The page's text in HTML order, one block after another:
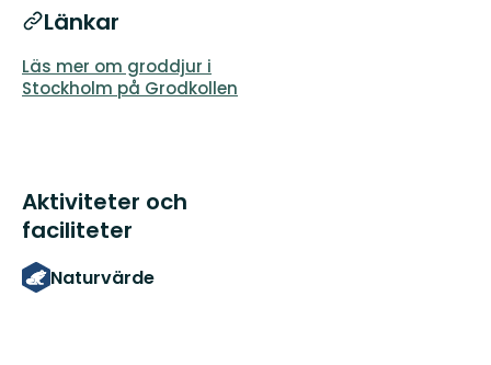
Länkar
Läs mer om groddjur i
Stockholm på Grodkollen
Aktiviteter och
faciliteter
Naturvärde